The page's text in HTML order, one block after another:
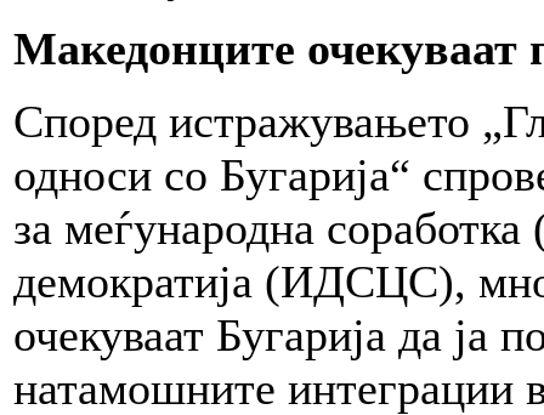
Македонците очекуваат
Според истражувањето
односи со Бугарија“
за меѓународна
демократија (ИДСЦС),
очекуваат Бугарија да ја
натамошните интеграции